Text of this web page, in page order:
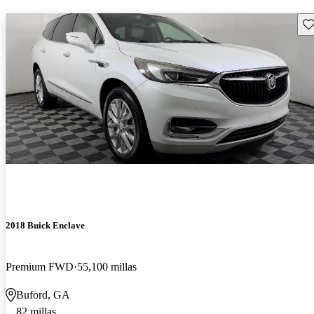
2018 Buick Enclave
Premium FWD 55,100 millas
Buford, GA